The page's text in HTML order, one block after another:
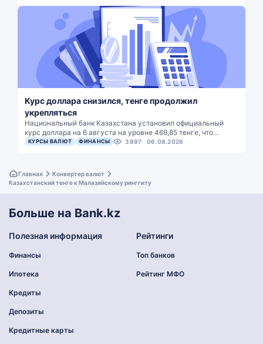
Курс доллара снизился, тенге продолжил
укрепляться
Национальный банк Казахстана установил официальный
курс доллара на 6 августа на уровне 469,85 тенге, что…
КУРСЫ ВАЛЮТ ФИНАНСЫ 3897 06.08.2026
Главная
Конвертер валют
Казахстанский тенге к Малазийскому ринггиту
Больше на Bank.kz
Полезная информация
Финансы
Ипотека
Кредиты
Депозиты
Кредитные карты
Рейтинги
Топ банков
Рейтинг МФО